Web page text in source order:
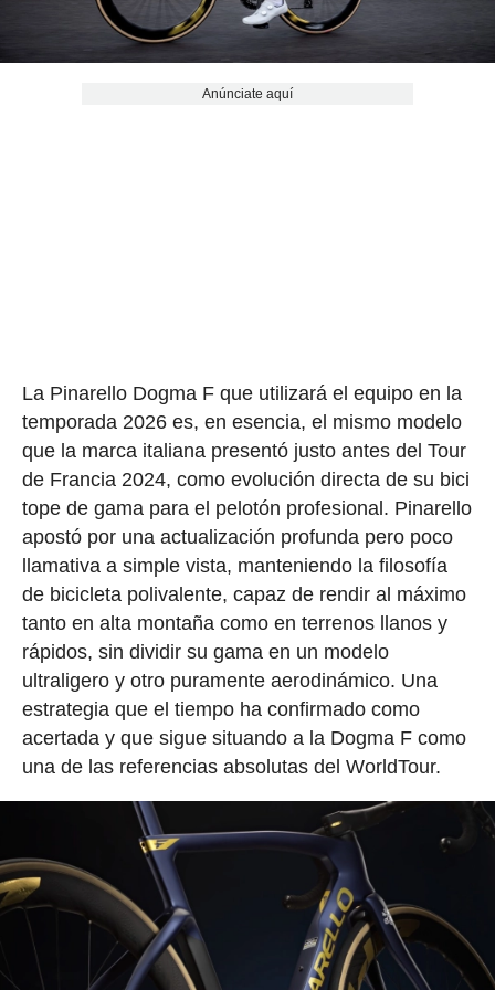
Anúnciate aquí
La Pinarello Dogma F que utilizará el equipo en la
temporada 2026 es, en esencia, el mismo modelo
que la marca italiana presentó justo antes del Tour
de Francia 2024, como evolución directa de su bici
tope de gama para el pelotón profesional. Pinarello
apostó por una actualización profunda pero poco
llamativa a simple vista, manteniendo la filosofía
de bicicleta polivalente, capaz de rendir al máximo
tanto en alta montaña como en terrenos llanos y
rápidos, sin dividir su gama en un modelo
ultraligero y otro puramente aerodinámico. Una
estrategia que el tiempo ha confirmado como
acertada y que sigue situando a la Dogma F como
una de las referencias absolutas del WorldTour.